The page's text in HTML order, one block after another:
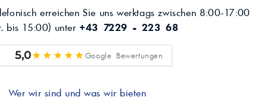
erreichen Sie uns werktags zwischen 8:00-17:00
bis 15:00) unter +43 7229 - 223 68
5,0★★★★★Google Bewertungen
Wer wir sind und was wir bieten